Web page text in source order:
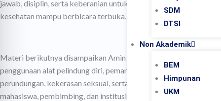
SDM
DTSI
Non Akademik
BEM
Himpunan
UKM
jawab, disiplin, serta keberanian untuk menyampaikan potensi
kesehatan mampu berbicara terbuka, mendokumentasikan
Materi berikutnya disampaikan Amin Susanto yang membahas
penggunaan alat pelindung diri, pemantauan kesehatan pribadi,
perundungan, kekerasan seksual, serta tantangan selama
mahasiswa, pembimbing, dan institusi mitra.